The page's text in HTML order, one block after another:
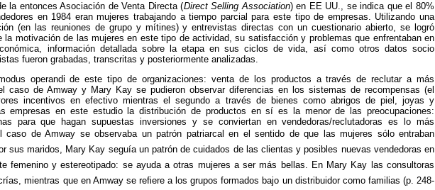
la entonces Asociación de Venta Directa (Direct Selling Association) en EE UU., se indica que el 80%
en 1984 eran mujeres trabajando a tiempo parcial para este tipo de empresas. Utilizando una
(en las reuniones de grupo y mítines) y entrevistas directas con un cuestionario abierto, se logró
la motivación de las mujeres en este tipo de actividad, su satisfacción y problemas que enfrentaban en
información detallada sobre la etapa en sus ciclos de vida, así como otros datos socio
fueron grabadas, transcritas y posteriormente analizadas.
operandi de este tipo de organizaciones: venta de los productos a través de reclutar a más
caso de Amway y Mary Kay se pudieron observar diferencias en los sistemas de recompensas (el
incentivos en efectivo mientras el segundo a través de bienes como abrigos de piel, joyas y
empresas en este estudio la distribución de productos en sí es la menor de las preocupaciones:
para que hagan supuestas inversiones y se conviertan en vendedoras/reclutadoras es lo más
de Amway se observaba un patrón patriarcal en el sentido de que las mujeres sólo entraban
sus maridos, Mary Kay seguía un patrón de cuidados de las clientas y posibles nuevas vendedoras en
femenino y estereotipado: se ayuda a otras mujeres a ser más bellas. En Mary Kay las consultoras
mientras que en Amway se refiere a los grupos formados bajo un distribuidor como familias (p. 248-